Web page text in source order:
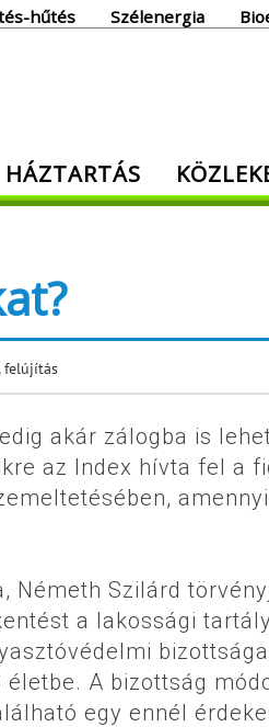
hűtés Szélenergia
HÁZTARTÁS
felújítás
akár zálogba is
az Index hívta fel a
Németh Szilárd
a lakossági
A bizottság
egy ennél